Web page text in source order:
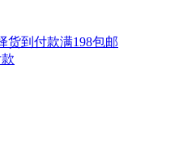
货到付款满198包邮